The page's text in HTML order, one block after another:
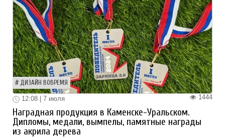
ДИЗАЙН ВОВРЕМЯ
1444
12:08 | 7 июля
Наградная продукция в Каменске-Уральском.
Дипломы, медали, вымпелы, памятные награды
из акрила дерева